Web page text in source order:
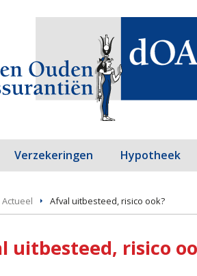
Verzekeringen Hypotheek
Actueel Afval uitbesteed, risico ook?
uitbesteed, risico